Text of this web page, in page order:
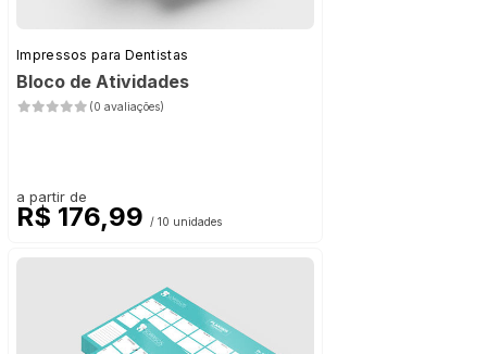
Impressos para Dentistas
Bloco de Atividades
(0 avaliações)
a partir de
R$ 176,99 / 10 unidades